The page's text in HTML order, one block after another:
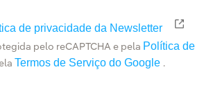
de privacidade da Newsletter Link
pelo reCAPTCHA e pela Política de
Termos de Serviço do Google .